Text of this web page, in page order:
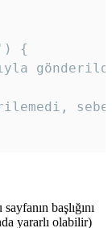
{
başlığını
yararlı olabilir)